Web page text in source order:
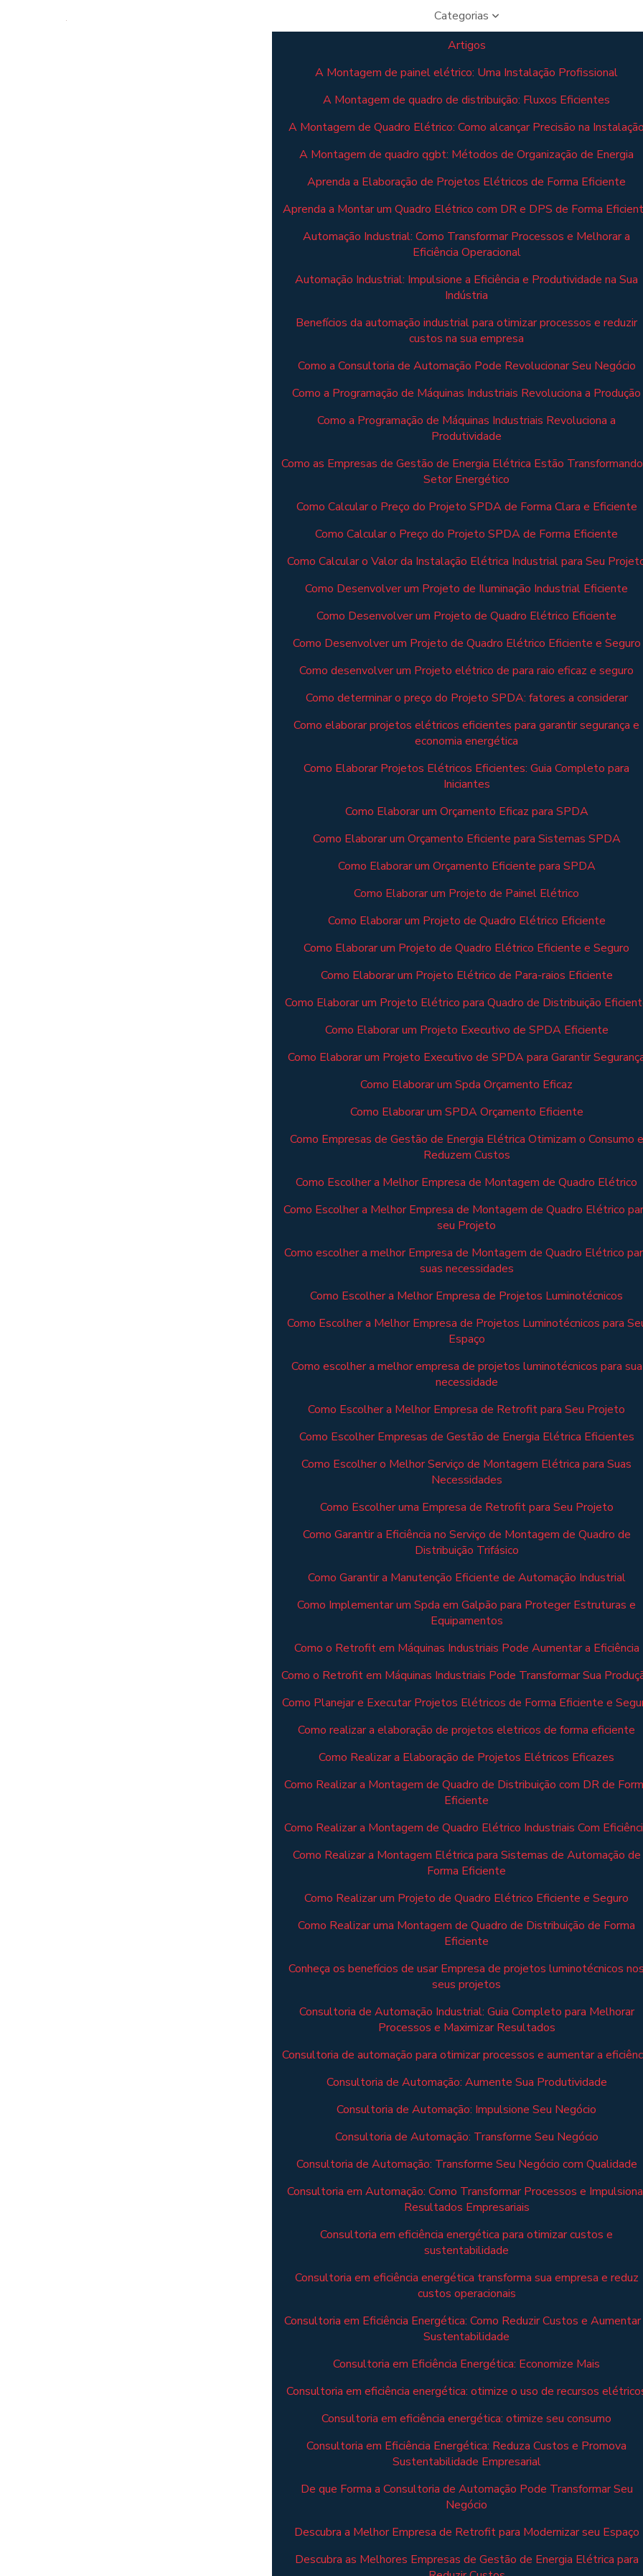
Categorias
Artigos
A Montagem de painel elétrico: Uma Instalação Profissional
A Montagem de quadro de distribuição: Fluxos Eficientes
A Montagem de Quadro Elétrico: Como alcançar Precisão na
A Montagem de quadro qgbt: Métodos de Organização de Energia
Aprenda a Elaboração de Projetos Elétricos de Forma Eficiente
Aprenda a Montar um Quadro Elétrico com DR e DPS de Forma
Automação Industrial: Como Transformar Processos e Melhorar a
Eficiência Operacional
Automação Industrial: Impulsione a Eficiência e Produtividade na Sua
Indústria
Benefícios da automação industrial para otimizar processos e reduzir
custos na sua empresa
Como a Consultoria de Automação Pode Revolucionar Seu Negócio
Como a Programação de Máquinas Industriais Revoluciona a Produção
Como a Programação de Máquinas Industriais Revoluciona a
Produtividade
Como as Empresas de Gestão de Energia Elétrica Estão
Setor Energético
Como Calcular o Preço do Projeto SPDA de Forma Clara e Eficiente
Como Calcular o Preço do Projeto SPDA de Forma Eficiente
Como Calcular o Valor da Instalação Elétrica Industrial para Seu
Como Desenvolver um Projeto de Iluminação Industrial Eficiente
Como Desenvolver um Projeto de Quadro Elétrico Eficiente
Como Desenvolver um Projeto de Quadro Elétrico Eficiente e Seguro
Como desenvolver um Projeto elétrico de para raio eficaz e seguro
Como determinar o preço do Projeto SPDA: fatores a considerar
Como elaborar projetos elétricos eficientes para garantir segurança e
economia energética
Como Elaborar Projetos Elétricos Eficientes: Guia Completo para
Iniciantes
Como Elaborar um Orçamento Eficaz para SPDA
Como Elaborar um Orçamento Eficiente para Sistemas SPDA
Como Elaborar um Orçamento Eficiente para SPDA
Como Elaborar um Projeto de Painel Elétrico
Como Elaborar um Projeto de Quadro Elétrico Eficiente
Como Elaborar um Projeto de Quadro Elétrico Eficiente e Seguro
Como Elaborar um Projeto Elétrico de Para-raios Eficiente
Como Elaborar um Projeto Elétrico para Quadro de Distribuição
Como Elaborar um Projeto Executivo de SPDA Eficiente
Como Elaborar um Projeto Executivo de SPDA para Garantir
Como Elaborar um Spda Orçamento Eficaz
Como Elaborar um SPDA Orçamento Eficiente
Como Empresas de Gestão de Energia Elétrica Otimizam o Consumo e
Reduzem Custos
Como Escolher a Melhor Empresa de Montagem de Quadro Elétrico
Como Escolher a Melhor Empresa de Montagem de Quadro Elétrico
seu Projeto
Como escolher a melhor Empresa de Montagem de Quadro Elétrico
suas necessidades
Como Escolher a Melhor Empresa de Projetos Luminotécnicos
Como Escolher a Melhor Empresa de Projetos Luminotécnicos para
Espaço
Como escolher a melhor empresa de projetos luminotécnicos para sua
necessidade
Como Escolher a Melhor Empresa de Retrofit para Seu Projeto
Como Escolher Empresas de Gestão de Energia Elétrica Eficientes
Como Escolher o Melhor Serviço de Montagem Elétrica para Suas
Necessidades
Como Escolher uma Empresa de Retrofit para Seu Projeto
Como Garantir a Eficiência no Serviço de Montagem de Quadro de
Distribuição Trifásico
Como Garantir a Manutenção Eficiente de Automação Industrial
Como Implementar um Spda em Galpão para Proteger Estruturas e
Equipamentos
Como o Retrofit em Máquinas Industriais Pode Aumentar a Eficiência
Como o Retrofit em Máquinas Industriais Pode Transformar Sua
Como Planejar e Executar Projetos Elétricos de Forma Eficiente e
Como realizar a elaboração de projetos eletricos de forma eficiente
Como Realizar a Elaboração de Projetos Elétricos Eficazes
Como Realizar a Montagem de Quadro de Distribuição com DR de
Eficiente
Como Realizar a Montagem de Quadro Elétrico Industriais Com
Como Realizar a Montagem Elétrica para Sistemas de Automação de
Forma Eficiente
Como Realizar um Projeto de Quadro Elétrico Eficiente e Seguro
Como Realizar uma Montagem de Quadro de Distribuição de Forma
Eficiente
Conheça os benefícios de usar Empresa de projetos luminotécnicos
seus projetos
Consultoria de Automação Industrial: Guia Completo para Melhorar
Processos e Maximizar Resultados
Consultoria de automação para otimizar processos e aumentar a
Consultoria de Automação: Aumente Sua Produtividade
Consultoria de Automação: Impulsione Seu Negócio
Consultoria de Automação: Transforme Seu Negócio
Consultoria de Automação: Transforme Seu Negócio com Qualidade
Consultoria em Automação: Como Transformar Processos e
Resultados Empresariais
Consultoria em eficiência energética para otimizar custos e
sustentabilidade
Consultoria em eficiência energética transforma sua empresa e reduz
custos operacionais
Consultoria em Eficiência Energética: Como Reduzir Custos e Aumentar
Sustentabilidade
Consultoria em Eficiência Energética: Economize Mais
Consultoria em eficiência energética: otimize o uso de recursos
Consultoria em eficiência energética: otimize seu consumo
Consultoria em Eficiência Energética: Reduza Custos e Promova
Sustentabilidade Empresarial
De que Forma a Consultoria de Automação Pode Transformar Seu
Negócio
Descubra a Melhor Empresa de Retrofit para Modernizar seu Espaço
Descubra as Melhores Empresas de Gestão de Energia Elétrica para